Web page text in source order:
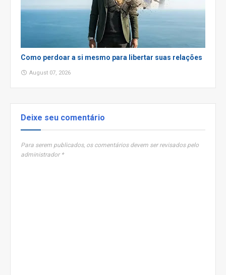
Como perdoar a si mesmo para libertar suas relações
August 07, 2026
Deixe seu comentário
Para serem publicados, os comentários devem ser revisados pelo
administrador *